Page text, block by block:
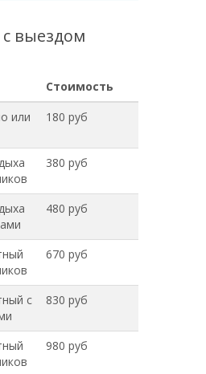
выездом
Стоимость
или
180 руб
380 руб
480 руб
670 руб
с
830 руб
980 руб